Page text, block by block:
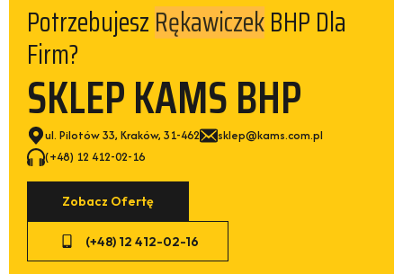
Potrzebujesz Rękawiczek BHP Dla
Firm?
SKLEP KAMS BHP
ul. Pilotów 33, Kraków, 31-462
sklep@kams.com.pl
(+48) 12 412-02-16
Zobacz Ofertę
(+48) 12 412-02-16